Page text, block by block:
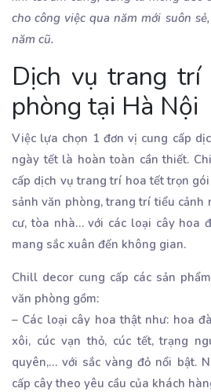
cho công việc qua năm mới suôn
năm cũ.
Dịch vụ trang trí
phòng tại Hà Nội
Việc lựa chọn 1 đơn vị cung cấp
ngày tết là hoàn toàn cần thiết.
cấp dịch vụ trang trí hoa tết trọn
sảnh văn phòng, trang trí tiểu cảnh
cư, tòa nhà… với các loại cây hoa
mang sắc xuân đến không gian.
Chill decor cung cấp các sản
văn phòng gồm:
– Các loại cây hoa thật như: hoa
xôi, cúc vạn thỏ, cúc tết, trạng
quyên,… với sắc vàng đỏ nổi bật.
cấp cây theo yêu cầu của khách